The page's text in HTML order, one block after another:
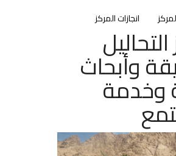
انجازات المركز
وأبحاث
وخدمة